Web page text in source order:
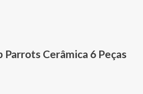
Parrots Cerâmica 6 Peças